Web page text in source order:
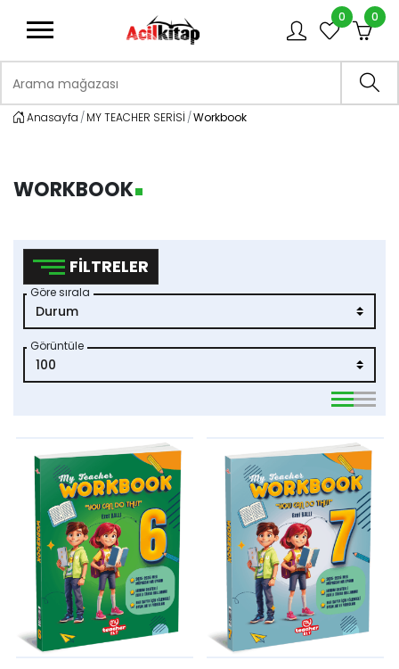
0 0
Anasayfa MY TEACHER SERİSİ Workbook
WORKBOOK
FILTRELER
Göre sırala
Görüntüle